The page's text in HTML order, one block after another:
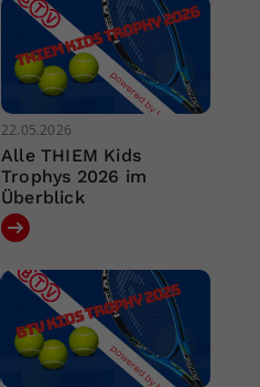
22.05.2026
Alle THIEM Kids
Trophys 2026 im
Überblick